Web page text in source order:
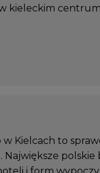
kieleckim
w Kielcach to
Największe